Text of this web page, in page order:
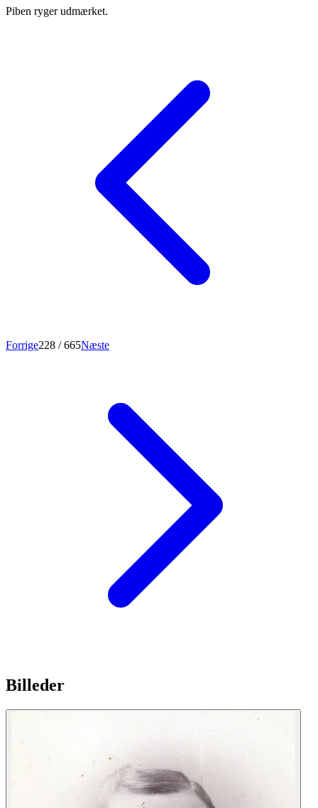
Piben ryger udmærket.
Forrige228 / 665Næste
Billeder